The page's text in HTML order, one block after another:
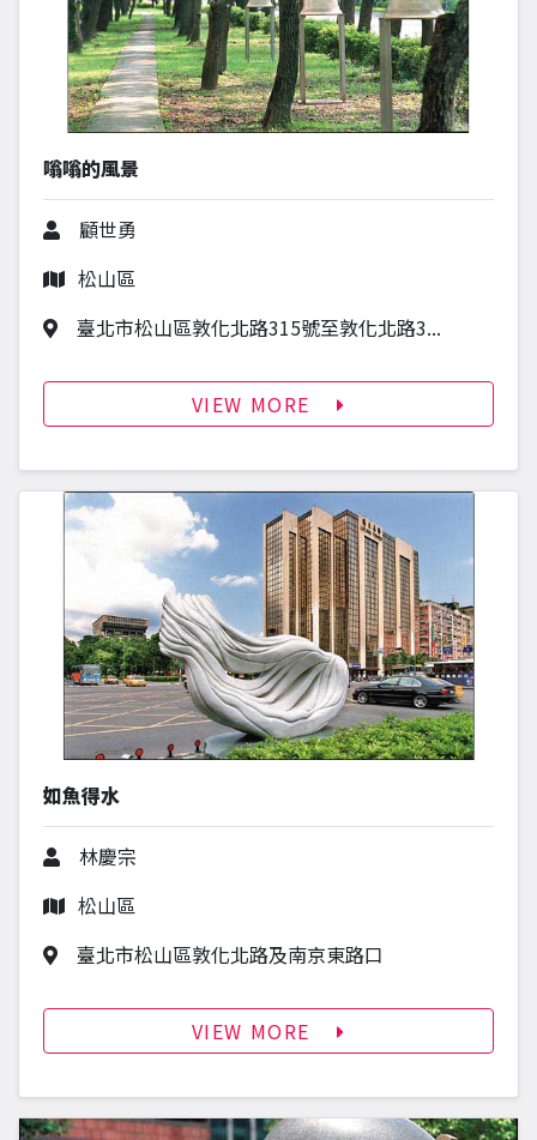
嗡嗡的風景
作者
顧世勇
行政區
松山區
作品地址
臺北市松山區敦化北路315號至敦化北路3...
VIEW MORE
如魚得水
作者
林慶宗
行政區
松山區
作品地址
臺北市松山區敦化北路及南京東路口
VIEW MORE